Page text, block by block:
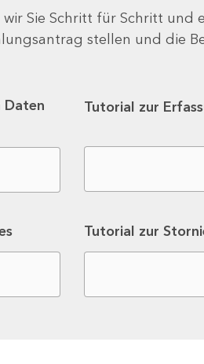
Sie Schritt für Schritt und
stellen und die
Daten
Tutorial zur
Tutorial zur